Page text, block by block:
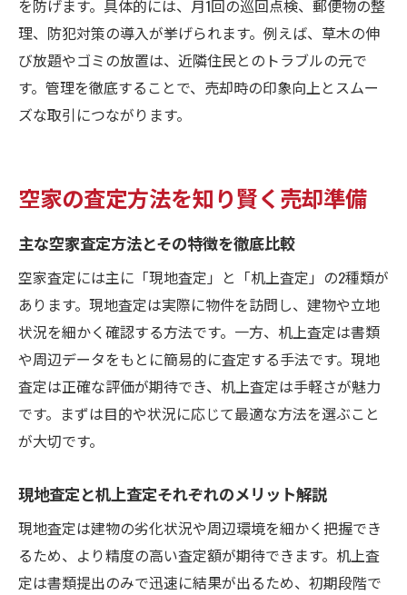
を防げます。具体的には、月1回の巡回点検、郵便物の整
理、防犯対策の導入が挙げられます。例えば、草木の伸
び放題やゴミの放置は、近隣住民とのトラブルの元で
す。管理を徹底することで、売却時の印象向上とスムー
ズな取引につながります。
空家の査定方法を知り賢く売却準備
主な空家査定方法とその特徴を徹底比較
空家査定には主に「現地査定」と「机上査定」の2種類が
あります。現地査定は実際に物件を訪問し、建物や立地
状況を細かく確認する方法です。一方、机上査定は書類
や周辺データをもとに簡易的に査定する手法です。現地
査定は正確な評価が期待でき、机上査定は手軽さが魅力
です。まずは目的や状況に応じて最適な方法を選ぶこと
が大切です。
現地査定と机上査定それぞれのメリット解説
現地査定は建物の劣化状況や周辺環境を細かく把握でき
るため、より精度の高い査定額が期待できます。机上査
定は書類提出のみで迅速に結果が出るため、初期段階で